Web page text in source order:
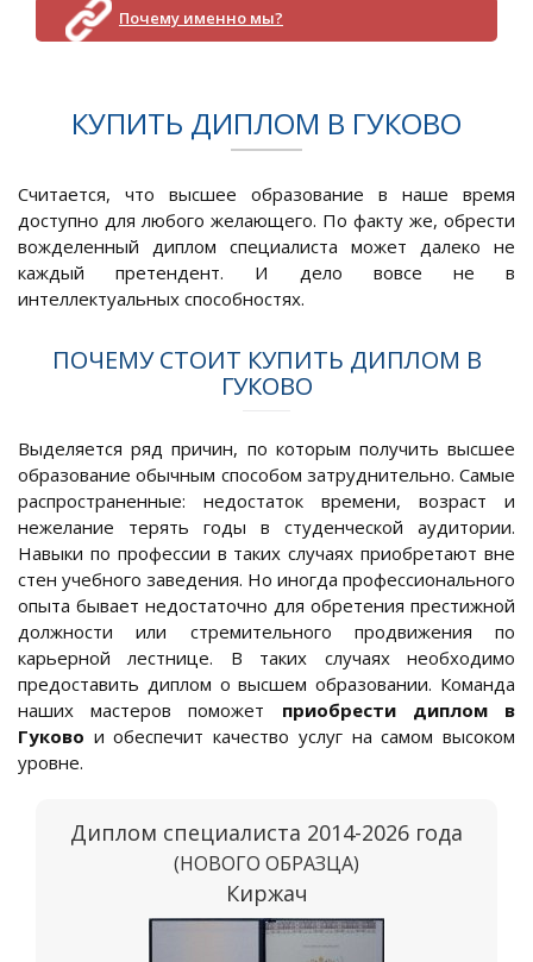
Почему именно мы?
КУПИТЬ ДИПЛОМ В ГУКОВО
Считается, что высшее образование в наше время
доступно для любого желающего. По факту же, обрести
вожделенный диплом специалиста может далеко не
каждый претендент. И дело вовсе не в
интеллектуальных способностях.
ПОЧЕМУ СТОИТ КУПИТЬ ДИПЛОМ В
ГУКОВО
Выделяется ряд причин, по которым получить высшее
образование обычным способом затруднительно. Самые
распространенные: недостаток времени, возраст и
нежелание терять годы в студенческой аудитории.
Навыки по профессии в таких случаях приобретают вне
стен учебного заведения. Но иногда профессионального
опыта бывает недостаточно для обретения престижной
должности или стремительного продвижения по
карьерной лестнице. В таких случаях необходимо
предоставить диплом о высшем образовании. Команда
наших мастеров поможет приобрести диплом в
Гуково и обеспечит качество услуг на самом высоком
уровне.
Диплом специалиста 2014-2026 года
(НОВОГО ОБРАЗЦА)
Киржач